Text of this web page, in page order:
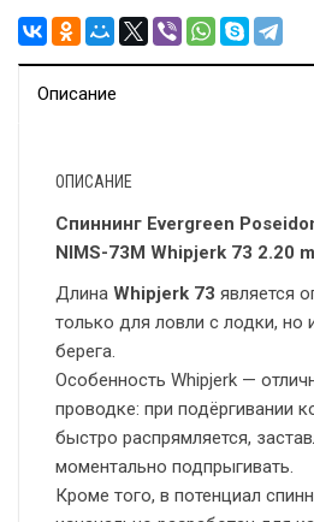
Описание
ОПИСАНИЕ
Спиннинг Evergreen
NIMS-73M Whipjerk 73 2.20
Длина Whipjerk 73 является
только для ловли с лодки, но
берега.
Особенность Whipjerk —
проводке: при подёргивании
быстро распрямляется,
моментально подпрыгивать.
Кроме того, в потенциал